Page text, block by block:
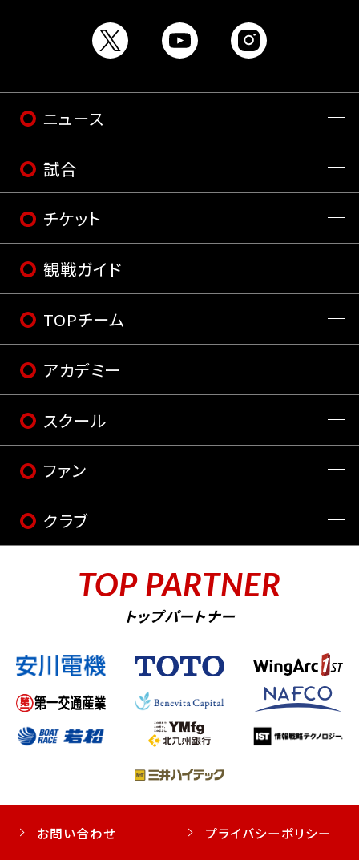
ニュース
試合
チケット
観戦ガイド
TOPチーム
アカデミー
スクール
ファン
クラブ
TOP PARTNER
トップパートナー
お問い合わせ プライバシーポリシー